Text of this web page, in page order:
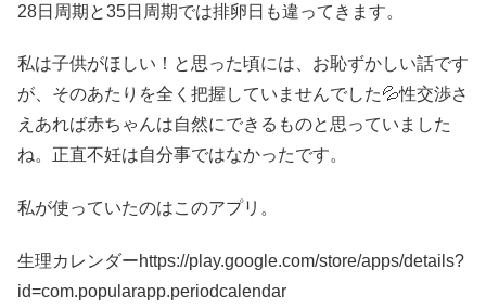
28日周期と35日周期では排卵日も違ってきます。
私は子供がほしい！と思った頃には、お恥ずかしい話です
が、そのあたりを全く把握していませんでした💦性交渉さ
えあれば赤ちゃんは自然にできるものと思っていました
ね。正直不妊は自分事ではなかったです。
私が使っていたのはこのアプリ。
生理カレンダーhttps://play.google.com/store/apps/details?
id=com.popularapp.periodcalendar